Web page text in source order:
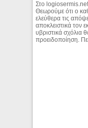
Στο logiosermis.net
Θεωρούμε ότι ο
ελεύθερα τις
αποκλειστικά τον
υβριστικά σχόλια
προειδοποίηση.